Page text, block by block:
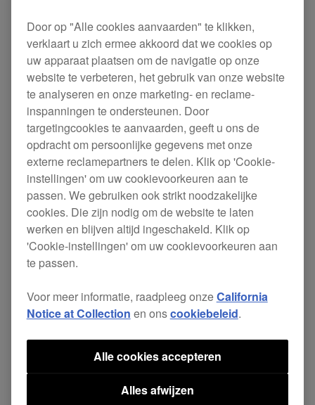
Updates
Alle modellen
[VERBETERD]
In overeenstemming met de Ecodesign-
richtlijn (Richtlijn 2009/125/EG) van de
Europese Unie is de automatische
uitschakeltijd van het toestel aangepast naar
20 minuten wanneer de Power Management-
Opgelet:
(voorheen, afhankelijk van het model: Auto
Standby of Auto Power-Off) is nu veranderd
naar Power Management.
Door op "Alle cookies aanvaarden" te klikken,
verklaart u zich ermee akkoord dat we cookies op
uw apparaat plaatsen om de navigatie op onze
website te verbeteren, het gebruik van onze website
te analyseren en onze marketing- en reclame-
inspanningen te ondersteunen. Door
targetingcookies te aanvaarden, geeft u ons de
opdracht om persoonlijke gegevens met onze
externe reclamepartners te delen. Klik op 'Cookie-
instellingen' om uw cookievoorkeuren aan te
passen. We gebruiken ook strikt noodzakelijke
cookies. Die zijn nodig om de website te laten
werken en blijven altijd ingeschakeld. Klik op
'Cookie-instellingen' om uw cookievoorkeuren aan
te passen.
Voor meer informatie, raadpleeg onzeCalifornia
Notice at Collection en onscookiebeleid.
Alles afwijzen
Alle cookies accepteren